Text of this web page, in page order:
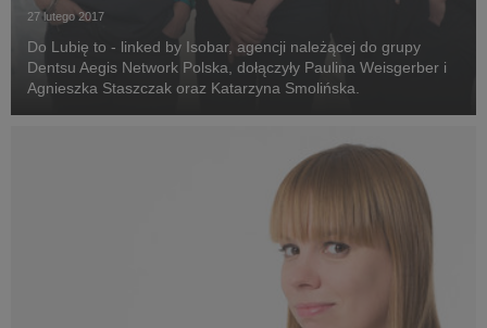
27 lutego 2017
Do Lubię to - linked by Isobar, agencji należącej do grupy
Dentsu Aegis Network Polska, dołączyły Paulina Weisgerber i
Agnieszka Staszczak oraz Katarzyna Smolińska.